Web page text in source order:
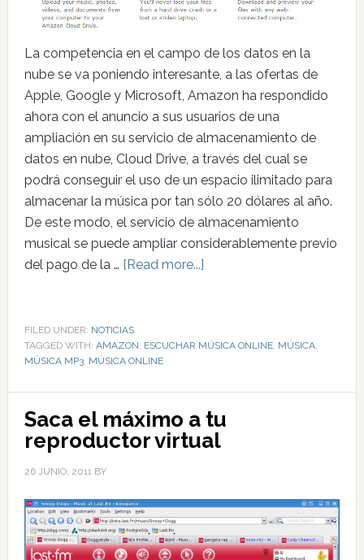
La competencia en el campo de los datos en la
nube se va poniendo interesante, a las ofertas de
Apple, Google y Microsoft, Amazon ha respondido
ahora con el anuncio a sus usuarios de una
ampliación en su servicio de almacenamiento de
datos en nube, Cloud Drive, a través del cual se
podrá conseguir el uso de un espacio ilimitado para
almacenar la música por tan sólo 20 dólares al año.
De este modo, el servicio de almacenamiento
musical se puede ampliar considerablemente previo
del pago de la … [Read more...]
FILED UNDER: NOTICIAS
TAGGED WITH: AMAZON ESCUCHAR MÚSICA ONLINE, MÚSICA,
MÚSICA MP3, MÚSICA ONLINE
Saca el máximo a tu
reproductor virtual
26 JUNIO, 2011 BY